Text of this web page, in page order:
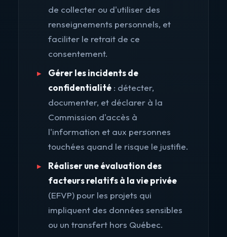
de collecter ou d'utiliser des
renseignements personnels, et
faciliter le retrait de ce
consentement.
Gérer les incidents de
confidentialité: détecter,
documenter, et déclarer à la
Commission d'accès à
l'information et aux personnes
touchées quand le risque le justifie.
Réaliser une évaluation des
facteurs relatifs à la vie privée
(EFVP) pour les projets qui
impliquent des données sensibles
ou un transfert hors Québec.